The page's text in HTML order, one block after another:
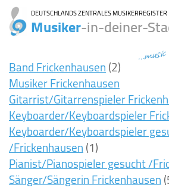
DEUTSCHLANDS ZENTRALES MUSIKERREGISTER
Musiker-in-deiner-
Band Frickenhausen(2)
Musiker Frickenhausen
Gitarrist/Gitarrenspieler
Keyboarder/Keyboardspieler
Keyboarder/Keyboardspieler
/Frickenhausen(1)
Pianist/Pianospieler gesucht /
Sänger/Sängerin Frickenhausen